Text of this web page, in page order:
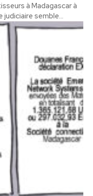
à Madagascar à
judiciaire semble...